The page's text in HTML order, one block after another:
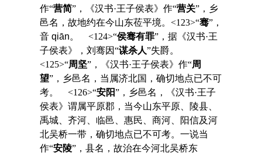
作“营简”，《汉书·王子侯表》作“营关”，乡
邑名，故地约在今山东莅平境。<123>“骞”，
音 qiān。 <124>“侯骞有罪”，据《汉书·王
子侯表》，刘骞因“谋杀人”失爵。
<125>“周坚”，《汉书·王子侯表》作“周
望”，乡邑名，当属济北国，确切地点已不可
考。 <126>“安阳”，乡邑名，《汉书·王子
侯表》谓属平原郡，当今山东平原、陵县、
禹城、齐河、临邑、惠民、商河、阳信及河
北吴桥一带，确切地点已不可考。一说当
作“安陵”，县名，故治在今河北吴桥东